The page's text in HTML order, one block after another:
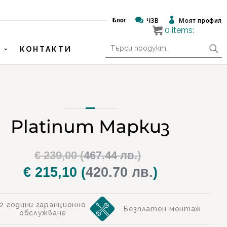
Блог  ЧЗВ  Моят профил
КОНТАКТИ
за:
Platinum Маркиз
€239,00(467.44 лв.)
price
€215,10 (420.70 лв.)Текущата
е:
€ 215,10.
2 години гаранционно
обслужване
Безплатен монтаж
0 items: